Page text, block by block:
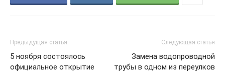
Предыдущая статья
5 ноября состоялось
официальное открытие
Следующая статья
Замена водопроводной
трубы в одном из переулков